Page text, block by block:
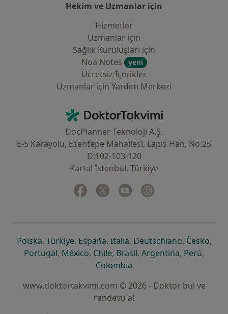
Hekim ve Uzmanlar için
Hizmetler
Uzmanlar için
Sağlık Kuruluşları için
Noa Notes
yeni
Ücretsiz İçerikler
Uzmanlar için Yardım Merkezi
DoktorTakvimi - Ana Sayfa
DocPlanner Teknoloji A.Ş.
E-5 Karayolu, Esentepe Mahallesi, Lapis Han, No:25
D:102-103-120
Kartal İstanbul, Türkiye
Facebook
yeni bir sekmede açılır
Twitter
yeni bir sekmede açılır
Youtube
yeni bir sekmede açılır
Polskayeni bir sekmede açılır
, Türkiyeyeni bir sekmede açılır
, Españayeni bir sekmede açılır
, Italiayeni bir sekmede açılır
, Deutschlandyeni bir
, Českoyeni
,
Portugalyeni bir sekmede açılır
, Méxicoyeni bir sekmede açılır
, Chileyeni bir sekmede açılır
, Brasilyeni bir sekmede açılır
, Argentinayeni bir
, Perúyeni
,
Colombia
www.doktortakvimi.com © 2026 - Doktor bul ve
randevu al